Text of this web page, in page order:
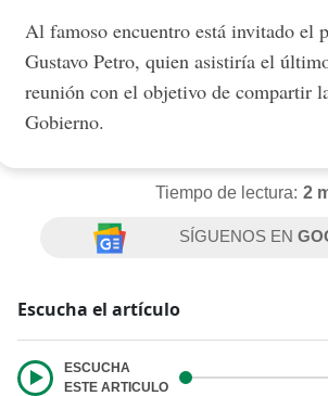
Al famoso encuentro está invitado el
Gustavo Petro, quien asistiría el
reunión con el objetivo de compartir
Gobierno.
Tiempo de lectura: 2
SÍGUENOS EN
Escucha el artículo
ESCUCHA
ESTE ARTICULO